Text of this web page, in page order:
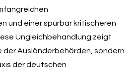
und einer spürbar kritischeren
Ungleichbehandlung zeigt
der Ausländerbehörden, sondern
der deutschen